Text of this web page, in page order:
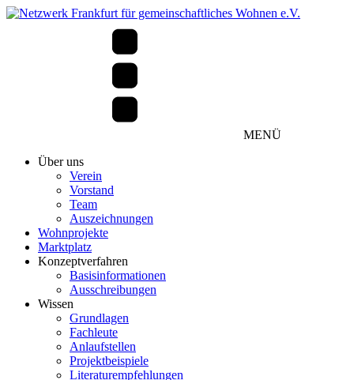
MENÜ
Über uns
Verein
Vorstand
Team
Auszeichnungen
Wohnprojekte
Marktplatz
Konzeptverfahren
Basisinformationen
Ausschreibungen
Wissen
Grundlagen
Fachleute
Anlaufstellen
Projektbeispiele
Literaturempfehlungen